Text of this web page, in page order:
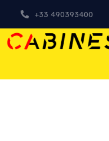
+33 490393400